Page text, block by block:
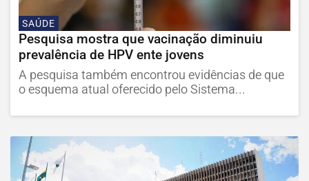
SAÚDE
Pesquisa mostra que vacinação diminuiu
prevalência de HPV ente jovens
A pesquisa também encontrou evidências de que
o esquema atual oferecido pelo Sistema...